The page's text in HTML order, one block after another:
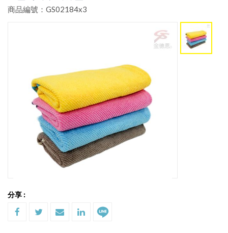
商品編號：GS02184x3
分享 :